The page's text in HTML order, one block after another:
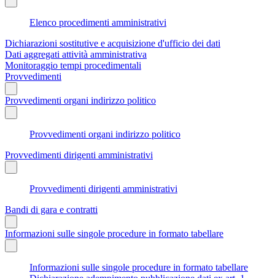
Elenco procedimenti amministrativi
Dichiarazioni sostitutive e acquisizione d'ufficio dei dati
Dati aggregati attività amministrativa
Monitoraggio tempi procedimentali
Provvedimenti
Provvedimenti organi indirizzo politico
Provvedimenti organi indirizzo politico
Provvedimenti dirigenti amministrativi
Provvedimenti dirigenti amministrativi
Bandi di gara e contratti
Informazioni sulle singole procedure in formato tabellare
Informazioni sulle singole procedure in formato tabellare